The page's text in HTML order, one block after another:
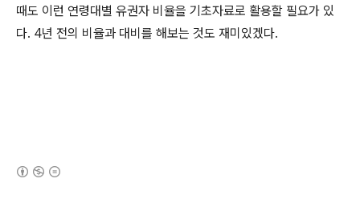
때도 이런 연령대별 유권자 비율을 기초자료로 활용할 필요가 있
다. 4년 전의 비율과 대비를 해보는 것도 재미있겠다.